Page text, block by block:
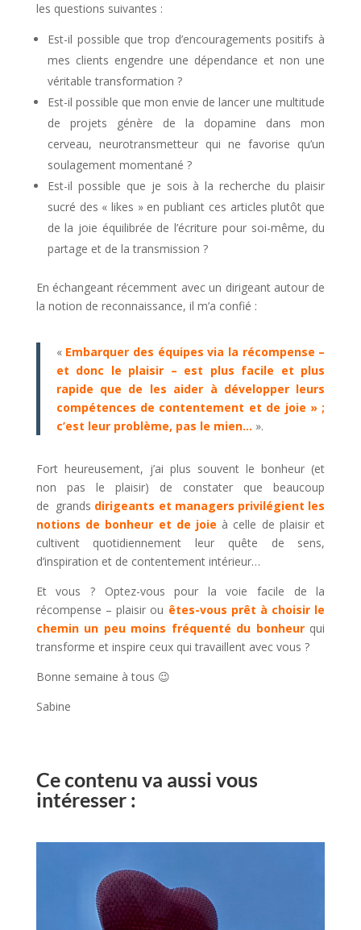
les questions suivantes :
Est-il possible que trop d’encouragements positifs à
mes clients engendre une dépendance et non une
véritable transformation ?
Est-il possible que mon envie de lancer une multitude
de projets génère de la dopamine dans mon
cerveau, neurotransmetteur qui ne favorise qu’un
soulagement momentané ?
Est-il possible que je sois à la recherche du plaisir
sucré des « likes » en publiant ces articles plutôt que
de la joie équilibrée de l’écriture pour soi-même, du
partage et de la transmission ?
En échangeant récemment avec un dirigeant autour de
la notion de reconnaissance, il m’a confié :
« Embarquer des équipes via la récompense –
et donc le plaisir – est plus facile et plus
rapide que de les aider à développer leurs
compétences de contentement et de joie » ;
c’est leur problème, pas le mien… ».
Fort heureusement, j’ai plus souvent le bonheur (et
non pas le plaisir) de constater que beaucoup
de grands dirigeants et managers privilégient les
notions de bonheur et de joie à celle de plaisir et
cultivent quotidiennement leur quête de sens,
d’inspiration et de contentement intérieur…
Et vous ? Optez-vous pour la voie facile de la
récompense – plaisir ou êtes-vous prêt à choisir le
chemin un peu moins fréquenté du bonheur qui
transforme et inspire ceux qui travaillent avec vous ?
Bonne semaine à tous 😉
Sabine
Ce contenu va aussi vous
intéresser :